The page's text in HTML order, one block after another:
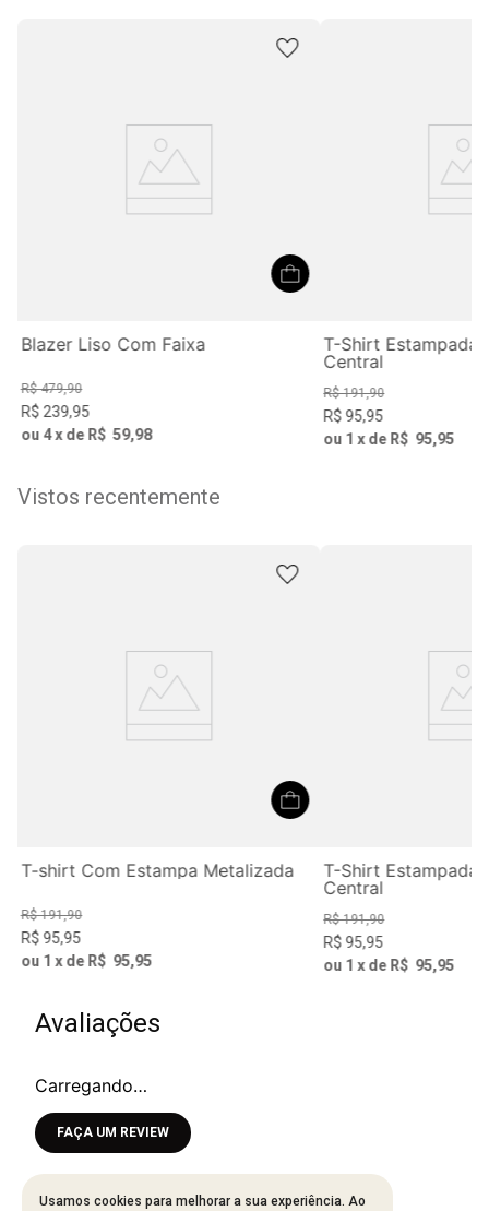
Blazer Liso Com Faixa
R$ 479,90
R$ 239,95
ou 4x de R$ 59,98
T-Shirt Estampada
Central
R$ 191,90
R$ 95,95
ou 1 x de R$ 95,95
Vistos recentemente
T-shirt Com Estampa Metalizada
R$ 191,90
R$ 95,95
ou 1 x de R$ 95,95
T-Shirt Estampada
Central
R$ 191,90
R$ 95,95
ou 1 x de R$ 95,95
Avaliações
Carregando…
Faça login para escrever uma avaliação.
Mais recentes Todos
Usamos cookies para melhorar a sua experiência. Ao